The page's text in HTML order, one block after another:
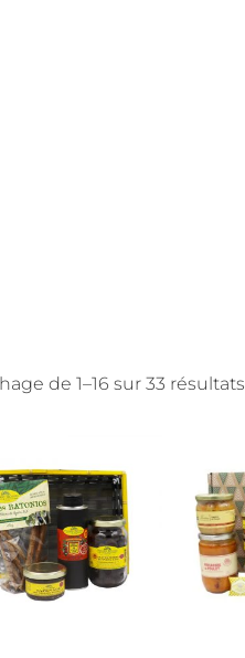
de 1–16 sur 33 résultats